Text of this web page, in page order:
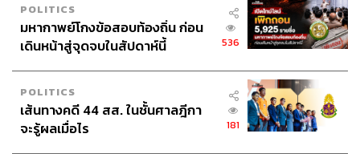
POLITICS
มหากาพย์โกงข้อสอบท้องถิ่น ก่อน
เดินหน้าสู่จุดจบในสัปดาห์นี้
536
POLITICS
เส้นทางคดี 44 สส. ในชั้นศาลฎีกา
จะรู้ผลเมื่อไร
181